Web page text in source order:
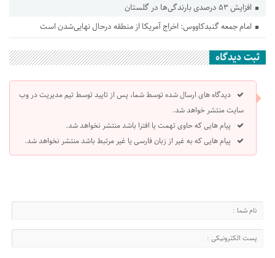
افزایش ۵۳ درصدی بارندگی‌ها در گلستان
امام جمعه گنبدکاووس: اخراج آمریکا از منطقه درحال نهایی‌شدن است
ثبت دیدگاه
دیدگاه های ارسال شده توسط شما، پس از تایید توسط تیم مدیریت در وب
سایت منتشر خواهد شد.
پیام هایی که حاوی تهمت یا افترا باشد منتشر نخواهد شد.
پیام هایی که به غیر از زبان فارسی یا غیر مرتبط باشد منتشر نخواهد شد.